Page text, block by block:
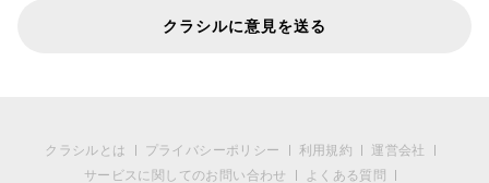
クラシルに意見を送る
クラシルとは プライバシーポリシー 利用規約
運営会社
サービスに関してのお問い合わせ
よくある質問